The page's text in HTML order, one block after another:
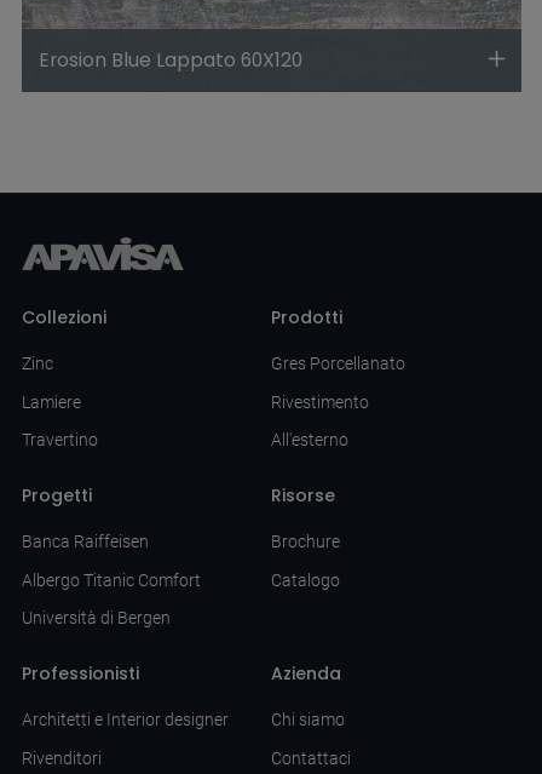
Erosion Blue Lappato 60X120
Collezioni
Zinc
Lamiere
Travertino
Prodotti
Gres Porcellanato
Rivestimento
All'esterno
Progetti
Banca Raiffeisen
Albergo Titanic Comfort
Università di Bergen
Risorse
Brochure
Catalogo
Professionisti
Architetti e Interior designer
Rivenditori
Azienda
Chi siamo
Contattaci